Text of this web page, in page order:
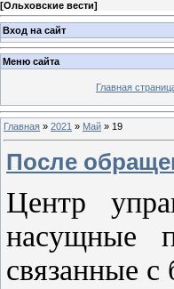
[Ольховские вести]
Вход на сайт
Меню сайта
Главная
Главная » 2021 » Май » 19
После
Центр
насущные
связанные с